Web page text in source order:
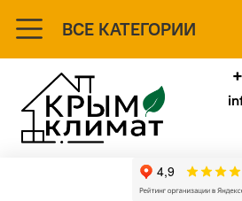
ВСЕ КАТЕГОРИИ